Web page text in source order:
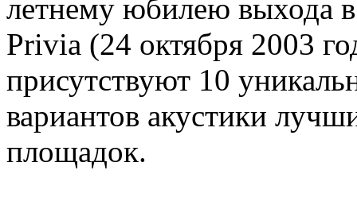
летнему юбилею выхода
Privia (24 октября 2003
присутствуют 10
вариантов акустики
площадок.